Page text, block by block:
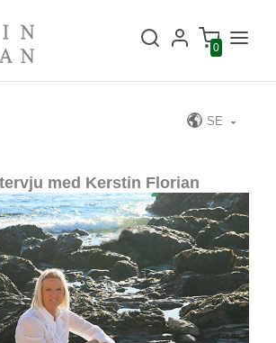
0
SE
med Kerstin Florian